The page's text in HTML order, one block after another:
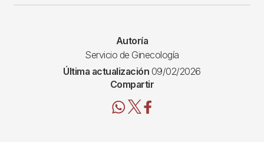
Autoría
Servicio de Ginecología
Última actualización 09/02/2026
Compartir